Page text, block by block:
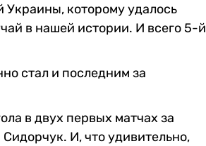
Украины, которому удалось
в нашей истории. И всего 5-й
стал и последним за
в двух первых матчах за
И, что удивительно,